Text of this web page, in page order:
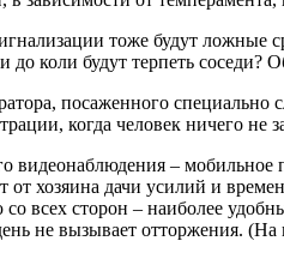
тоже будут ложные
до коли будут терпеть соседи?
посаженного
когда человек ничего не
видеонаблюдения –
от хозяина дачи усилий и
всех сторон – наиболее
не вызывает отторжения. (На